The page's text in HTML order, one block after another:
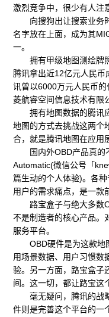
激烈竞争中，很少有人注
向搜狗出让搜索业务时
名字放在上面，成为其
一。
拥有甲级地图测绘牌照
腾讯拿出近12亿元人民
讯曾以6000万元人民币
菱航睿空间信息技术有限
拥有地图数据的腾讯应
地图的方式去挑战这两个
合，就是腾讯地图在应用
国内外OBD产品真的
Automatic(微信公号「
篇生动的个人体验)。各
用户的需求痛点，是一款
路宝盒子与绝大多数
不是制造者的核心产品。
服务平台。
OBD硬件是为这款地
用场景数据、用户习惯数
验。另一方面，路宝盒子
间。这一切，都让路宝这
毫无疑问，腾讯的战略
件则是完善这个平台的一